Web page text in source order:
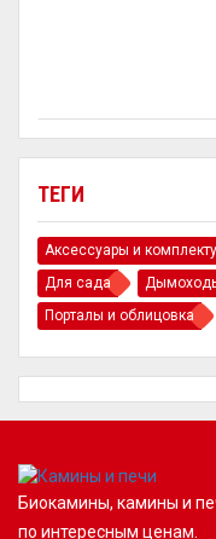
ТЕГИ
Аксессуары и
Для сада
Порталы и облицовка
Биокамины, камины и
по интересным ценам.